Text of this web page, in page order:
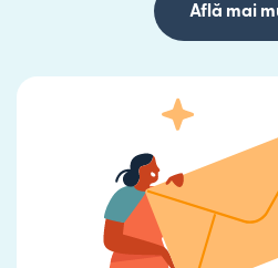
Află mai